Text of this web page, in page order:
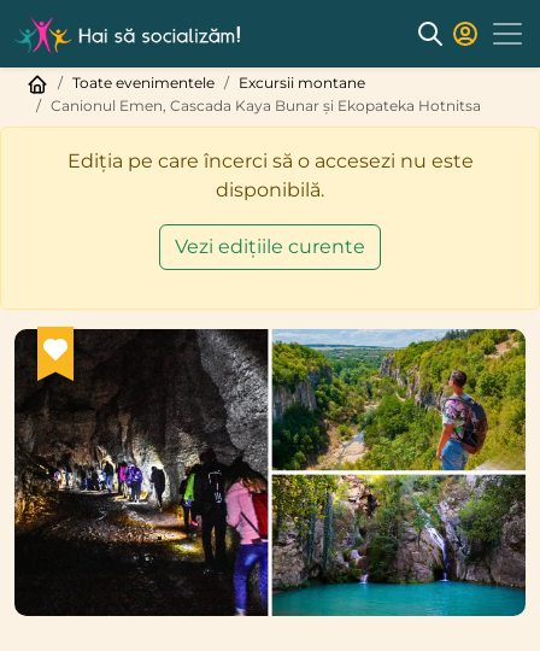
Toate evenimentele
Excursii montane
Canionul Emen, Cascada Kaya Bunar și Ekopateka Hotnitsa
Ediția pe care încerci să o accesezi nu este
disponibilă.
Vezi edițiile curente